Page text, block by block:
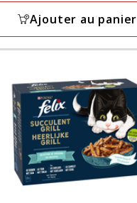
Ajouter au panier